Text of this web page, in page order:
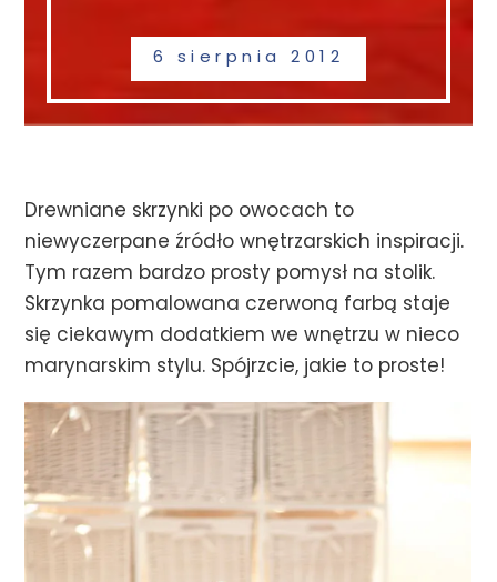
6 sierpnia 2012
Drewniane skrzynki po owocach to
niewyczerpane źródło wnętrzarskich inspiracji.
Tym razem bardzo prosty pomysł na stolik.
Skrzynka pomalowana czerwoną farbą staje
się ciekawym dodatkiem we wnętrzu w nieco
marynarskim stylu. Spójrzcie, jakie to proste!